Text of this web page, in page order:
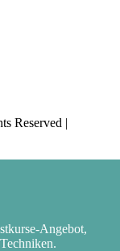
Reserved |
Angebot,